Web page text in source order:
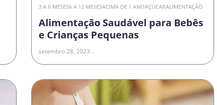
3 A 6 MESES6 A 12 MESESACIMA DE 1 ANOAÇÚCARALIMENTAÇÃO
Alimentação Saudável para Bebês
e Crianças Pequenas
setembro 28, 2023